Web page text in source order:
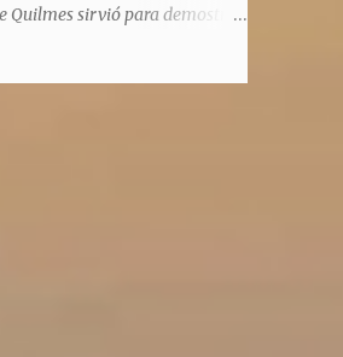
ninguna manera que era ad
Quilmes sirvió para demostrar